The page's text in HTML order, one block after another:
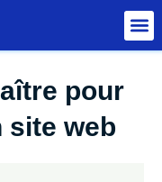
pour
site web